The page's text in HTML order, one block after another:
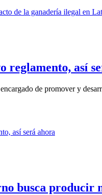
reglamento, así
de promover y
busca producir